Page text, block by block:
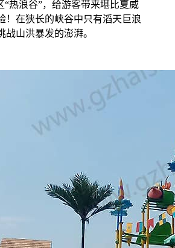
“热浪谷”，给游客带来堪比夏威
！在狭长的峡谷中只有滔天巨浪
山洪暴发的澎湃。